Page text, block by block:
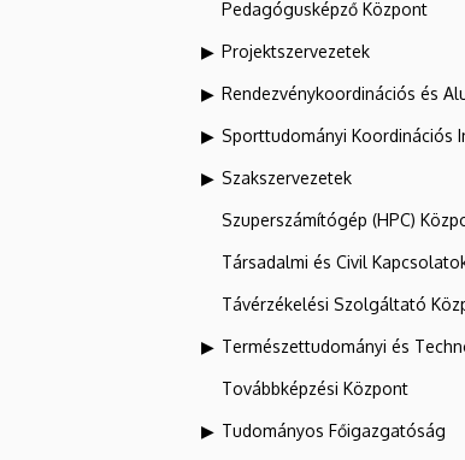
Pedagógusképző Központ
Projektszervezetek
Rendezvénykoordinációs és
Sporttudományi Koordinációs
Szakszervezetek
Szuperszámítógép (HPC)
Társadalmi és Civil
Távérzékelési Szolgáltató
Természettudományi és
Továbbképzési Központ
Tudományos Főigazgatóság